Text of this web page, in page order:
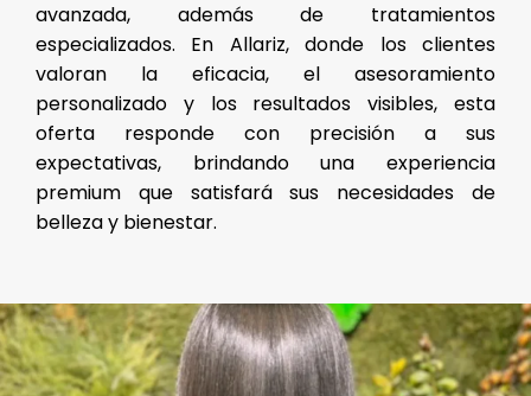
avanzada, además de tratamientos
especializados. En Allariz, donde los clientes
valoran la eficacia, el asesoramiento
personalizado y los resultados visibles, esta
oferta responde con precisión a sus
expectativas, brindando una experiencia
premium que satisfará sus necesidades de
belleza y bienestar.